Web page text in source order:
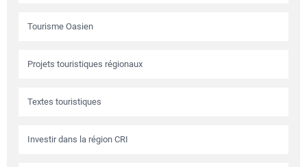
Tourisme Oasien
Projets touristiques régionaux
Textes touristiques
Investir dans la région CRI